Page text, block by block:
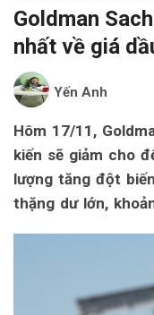
Goldman
nhất về giá
Yến Anh
Hôm 17/11,
kiến ​​sẽ giảm cho
lượng tăng đột
thặng dư lớn,